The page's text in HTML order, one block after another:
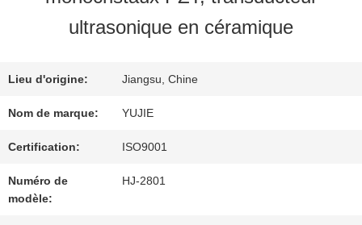
VISITE
CONTRÔLE
DE
QUALITÉ
ultrasonique en céramique
Lieu d'origine: Jiangsu, Chine
Nom de marque: YUJIE
Certification: ISO9001
Numéro de
modèle:
HJ-2801